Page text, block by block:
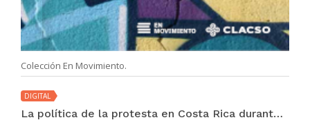
Colección En Movimiento.
DIGITAL
La política de la protesta en Costa Rica durante el siglo XXI